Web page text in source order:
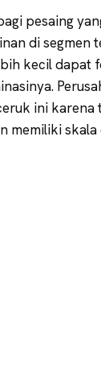
pesaing
di segmen
kecil dapat
ini karena
memiliki